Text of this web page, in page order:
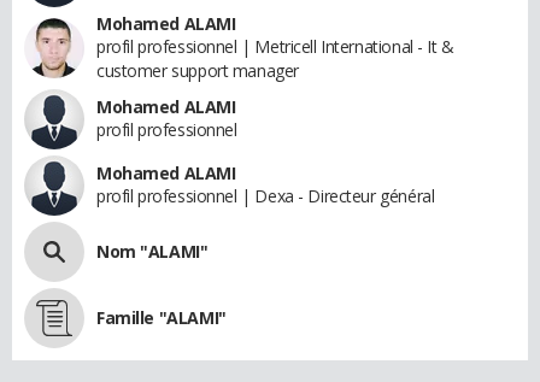
Mohamed ALAMI
profil professionnel | Metricell International - It &
customer support manager
Mohamed ALAMI
profil professionnel
Mohamed ALAMI
profil professionnel | Dexa - Directeur général
Nom "ALAMI"
Famille "ALAMI"